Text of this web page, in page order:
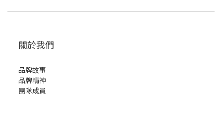
關於我們
品牌故事
品牌精神
團隊成員